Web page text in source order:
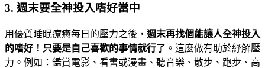
3. 週末要全神投入嗜好當中
用優質睡眠療癒每日的壓力之後， 週末再找個能讓人全神投入
的嗜好！只要是自己喜歡的事情就行了 。這麼做有助於紓解壓
力。例如：鑑賞電影、看書或漫畫、聽音樂、散步、跑步、高